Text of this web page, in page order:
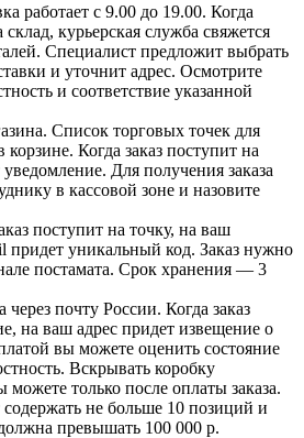
работает с 9.00 до 19.00. Когда
курьерская служба свяжется
Специалист предложит выбрать
и уточнит адрес. Осмотрите
и соответствие указанной
Список торговых точек для
Когда заказ поступит на
Для получения заказа
в кассовой зоне и назовите
поступит на точку, на ваш
придет уникальный код. Заказ нужно
постамата. Срок хранения — 3
через почту России. Когда заказ
на ваш адрес придет извещение о
вы можете оценить состояние
Вскрывать коробку
можете только после оплаты заказа.
не больше 10 позиций и
превышать 100 000 р.